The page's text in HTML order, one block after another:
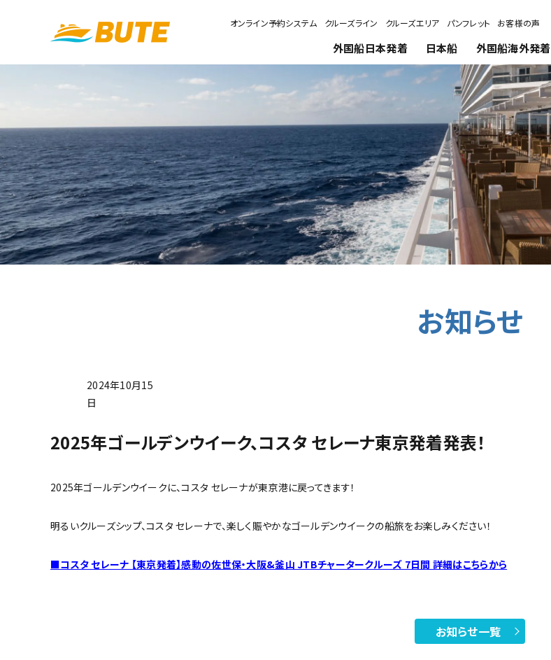
外国船日本発着 日本船 外国船海外発着
オンライン予約システム クルーズライン クルーズエリア パンフレット お客様の声
お知らせ
2024年10月15
日
2025年ゴールデンウイーク、コスタ セレーナ東京発着発表！
2025年ゴールデンウイークに、コスタ セレーナが東京港に戻ってきます！
明るいクルーズシップ、コスタ セレーナで、楽しく賑やかなゴールデンウイークの船旅をお楽しみください！
■コスタ セレーナ 【東京発着】感動の佐世保・大阪&釜山 JTBチャータークルーズ 7日間 詳細はこちらから
お知らせ一覧